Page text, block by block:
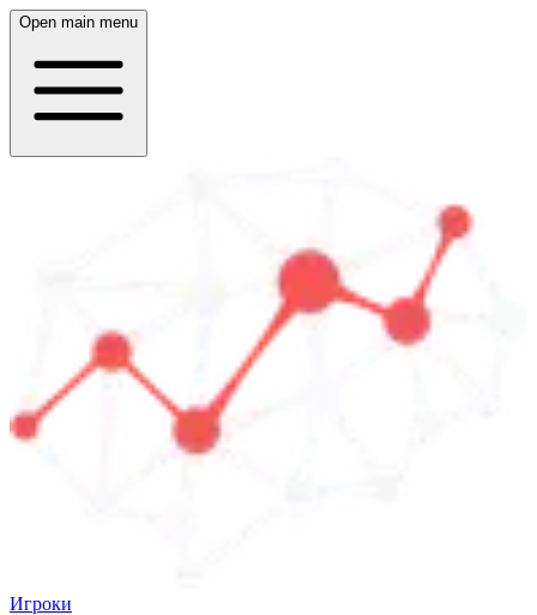
Open main menu
Игроки